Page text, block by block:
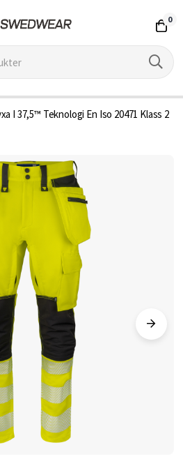
0
I 37,5™ Teknologi En Iso 20471 Klass 2